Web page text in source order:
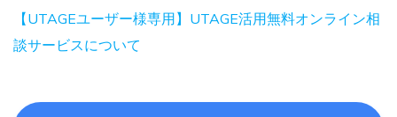
【UTAGEユーザー様専用】UTAGE活用無料オンライン相
談サービスについて